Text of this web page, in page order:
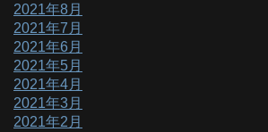
2021年8月
2021年7月
2021年6月
2021年5月
2021年4月
2021年3月
2021年2月